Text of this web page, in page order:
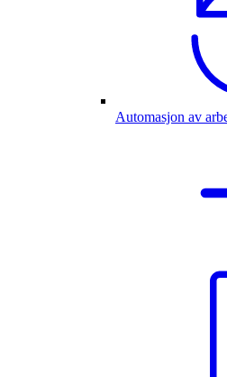
Automasjon av